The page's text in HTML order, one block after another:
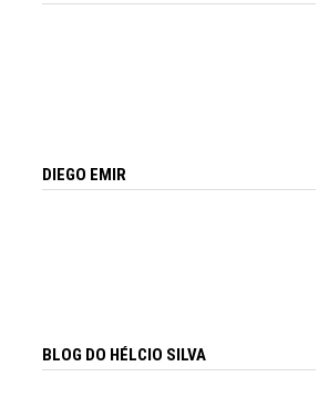
DIEGO EMIR
BLOG DO HÉLCIO SILVA